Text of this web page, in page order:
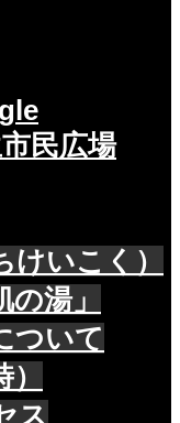
民広場
いこく）
湯」
ついて
ス